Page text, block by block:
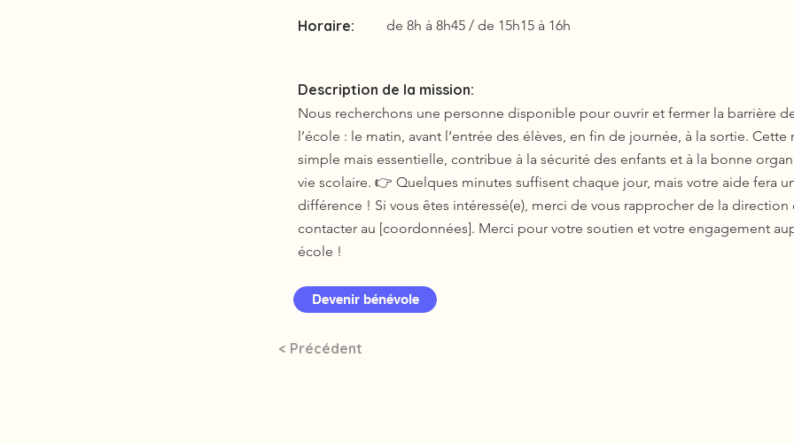
Horaire: de 8h à 8h45 / de 15h15 à 16h
Description de la mission:
Nous recherchons une personne disponible pour ouvrir et fermer la barrière
l’école : le matin, avant l’entrée des élèves, en fin de journée, à la sortie. Cette
simple mais essentielle, contribue à la sécurité des enfants et à la bonne
vie scolaire. 👉 Quelques minutes suffisent chaque jour, mais votre aide fera
différence ! Si vous êtes intéressé(e), merci de vous rapprocher de la
contacter au [coordonnées]. Merci pour votre soutien et votre engagement
école !
Devenir bénévole
< Précédent